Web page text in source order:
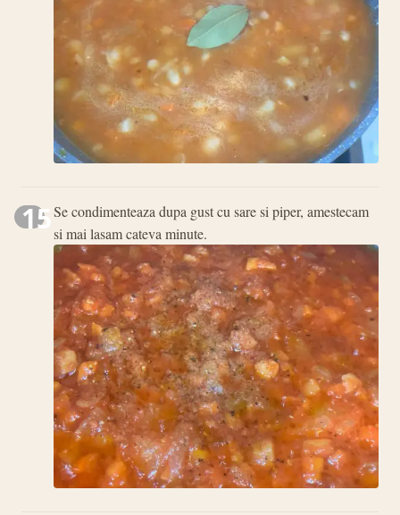
15Se condimenteaza dupa gust cu sare si piper, amestecam
si mai lasam cateva minute.